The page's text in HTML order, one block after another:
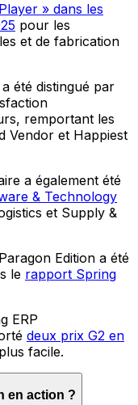
» dans les
pour les
et de fabrication
été distingué par
remportant les
Vendor et Happiest
a également été
& Technology
et Supply &
Edition a été
le rapport Spring
ERP
deux prix G2 en
facile.
en action ?